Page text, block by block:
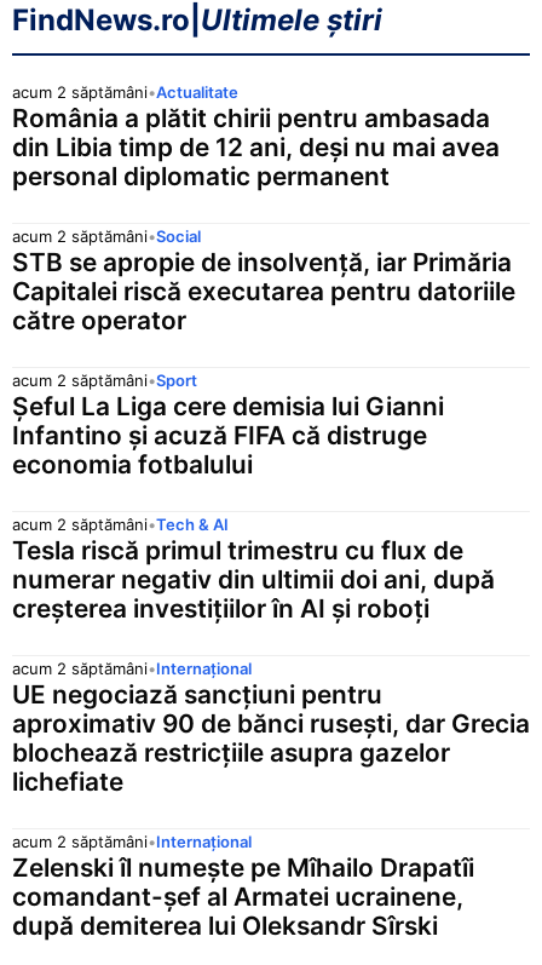
FindNews.ro Ultimele știri
acum 2 săptămâni•Actualitate
România a plătit chirii pentru ambasada
din Libia timp de 12 ani, deși nu mai avea
personal diplomatic permanent
acum 2 săptămâni•Social
STB se apropie de insolvență, iar Primăria
Capitalei riscă executarea pentru datoriile
către operator
acum 2 săptămâni•Sport
Șeful La Liga cere demisia lui Gianni
Infantino și acuză FIFA că distruge
economia fotbalului
acum 2 săptămâni•Tech & AI
Tesla riscă primul trimestru cu flux de
numerar negativ din ultimii doi ani, după
creșterea investițiilor în AI și roboți
acum 2 săptămâni•Internațional
UE negociază sancțiuni pentru
aproximativ 90 de bănci rusești, dar Grecia
blochează restricțiile asupra gazelor
lichefiate
acum 2 săptămâni•Internațional
Zelenski îl numește pe Mîhailo Drapatîi
comandant-șef al Armatei ucrainene,
după demiterea lui Oleksandr Sîrski